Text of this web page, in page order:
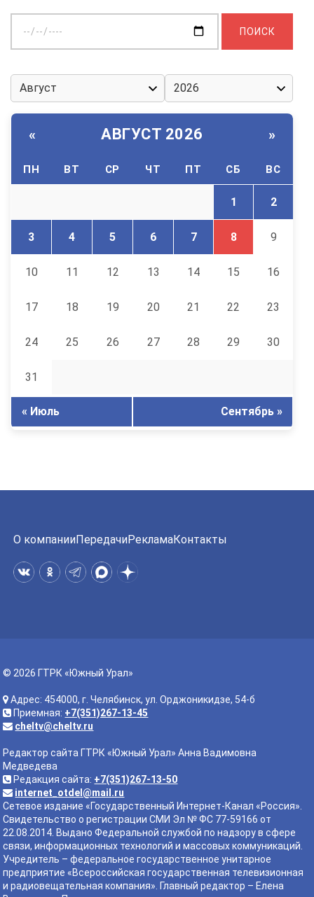
дату:
« АВГУСТ 2026 »
ПН ВТ СР ЧТ ПТ СБ ВС
1 2
3 4 5 6 7 8 9
10 11 12 13 14 15 16
17 18 19 20 21 22 23
24 25 26 27 28 29 30
31
« Июль Сентябрь »
О компанииПередачиРекламаКонтакты
© 2026 ГТРК «Южный Урал»
Адрес: 454000, г. Челябинск, ул. Орджоникидзе, 54-б
Приемная: +7(351)267-13-45
cheltv@cheltv.ru
Редактор сайта ГТРК «Южный Урал» Анна Вадимовна
Медведева
Редакция сайта: +7(351)267-13-50
internet_otdel@mail.ru
Сетевое издание «Государственный Интернет-Канал «Россия».
Свидетельство о регистрации СМИ Эл № ФС 77-59166 от
22.08.2014. Выдано Федеральной службой по надзору в сфере
связи, информационных технологий и массовых коммуникаций.
Учредитель – федеральное государственное унитарное
предприятие «Всероссийская государственная телевизионная
и радиовещательная компания». Главный редактор – Елена